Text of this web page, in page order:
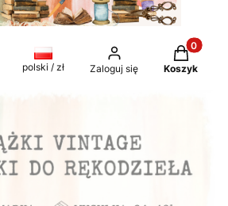
wyszukiwarkę
polski / zł Zaloguj się
Produkty
Koszyk